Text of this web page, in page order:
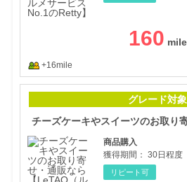
160
+16mile
グレード対象
商品購入
獲得期間： 30日程度
リピート可